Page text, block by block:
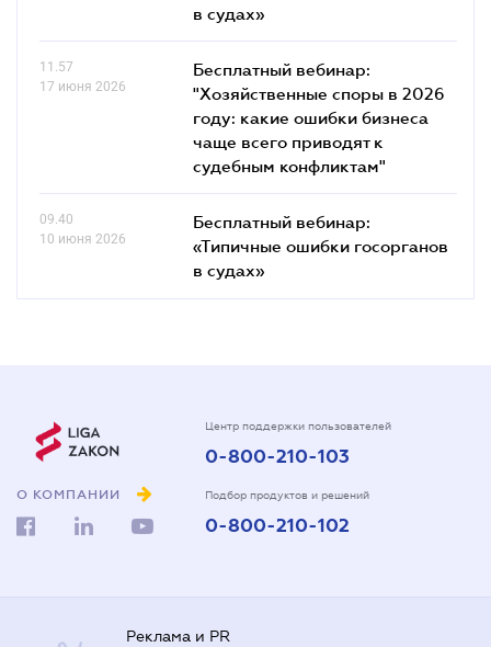
в судах»
11.57
17 июня 2026
Бесплатный вебинар:
"Хозяйственные споры в 2026
году: какие ошибки бизнеса
чаще всего приводят к
судебным конфликтам"
09.40
10 июня 2026
Бесплатный вебинар:
«Типичные ошибки госорганов
в судах»
О КОМПАНИИ
Центр поддержки пользователей
0-800-210-103
Подбор продуктов и решений
0-800-210-102
Реклама и PR